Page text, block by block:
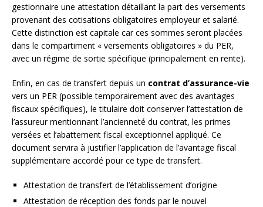
gestionnaire une attestation détaillant la part des versements
provenant des cotisations obligatoires employeur et salarié.
Cette distinction est capitale car ces sommes seront placées
dans le compartiment « versements obligatoires » du PER,
avec un régime de sortie spécifique (principalement en rente).
Enfin, en cas de transfert depuis un contrat d’assurance-vie
vers un PER (possible temporairement avec des avantages
fiscaux spécifiques), le titulaire doit conserver l’attestation de
l’assureur mentionnant l’ancienneté du contrat, les primes
versées et l’abattement fiscal exceptionnel appliqué. Ce
document servira à justifier l’application de l’avantage fiscal
supplémentaire accordé pour ce type de transfert.
Attestation de transfert de l’établissement d’origine
Attestation de réception des fonds par le nouvel